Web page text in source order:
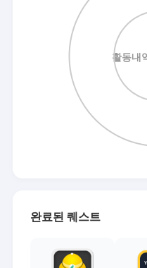
완료된 퀘스트